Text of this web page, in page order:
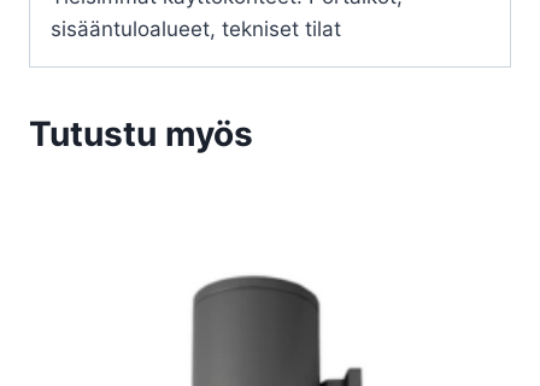
sisääntuloalueet, tekniset tilat
Tutustu myös